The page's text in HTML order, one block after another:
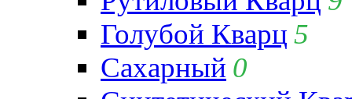
Голубой Кварц 5
Сахарный 0